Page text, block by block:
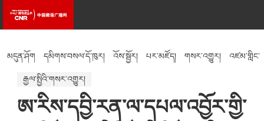
མདུན་ཤོག དམིགས་བསལ་དོ་ཁུར། འོས་སྦྱོར། པར་མཛོད། གསར་འགྱུར། འཛམ་གླིང་
སྐར་ཁུངས།
རྒྱལ་སྤྱིའི་གསར་འགྱུར།
ཨ་རིས་དབྱི་རན་ལ་དཔལ་འབྱོར་གྱི་